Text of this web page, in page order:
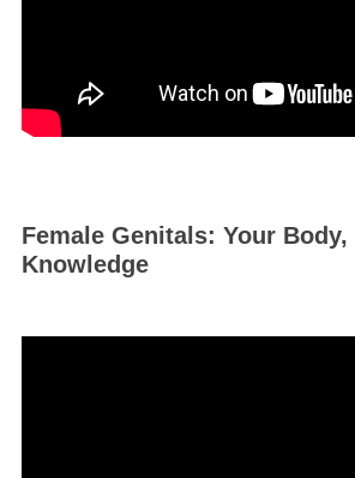
Female Genitals: Your Body,
Knowledge